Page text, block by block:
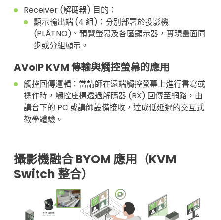
Receiver (解碼器) 目的：
顯示輸出端 (4 組)：分別部署於投影機
(PLÁTNO)、預覽螢幕及各區顯示器，實現畫面同
步或分組顯示。
AVoIP KVM 傳輸與觸控螢幕的應用
觸控回傳邏輯：當講師在遠端觸控螢幕上進行書寫或
操作時，觸控座標透過解碼器 (RX) 回傳至網路，由
講台下的 PC 或講師設備接收，達成低延遲的交互式
教學體驗。
攝影機融合 BYOM 應用（KVM
Switch 整合）